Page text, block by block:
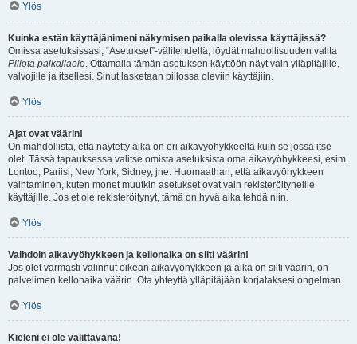
Ylös
Kuinka estän käyttäjänimeni näkymisen paikalla olevissa käyttäjissä?
Omissa asetuksissasi, “Asetukset”-välilehdellä, löydät mahdollisuuden valita
Piilota paikallaolo. Ottamalla tämän asetuksen käyttöön näyt vain ylläpitäjille,
valvojille ja itsellesi. Sinut lasketaan piilossa oleviin käyttäjiin.
Ylös
Ajat ovat väärin!
On mahdollista, että näytetty aika on eri aikavyöhykkeeltä kuin se jossa itse
olet. Tässä tapauksessa valitse omista asetuksista oma aikavyöhykkeesi, esim.
Lontoo, Pariisi, New York, Sidney, jne. Huomaathan, että aikavyöhykkeen
vaihtaminen, kuten monet muutkin asetukset ovat vain rekisteröityneille
käyttäjille. Jos et ole rekisteröitynyt, tämä on hyvä aika tehdä niin.
Ylös
Vaihdoin aikavyöhykkeen ja kellonaika on silti väärin!
Jos olet varmasti valinnut oikean aikavyöhykkeen ja aika on silti väärin, on
palvelimen kellonaika väärin. Ota yhteyttä ylläpitäjään korjataksesi ongelman.
Ylös
Kieleni ei ole valittavana!